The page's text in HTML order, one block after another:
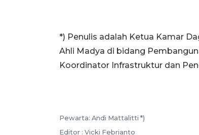
*) Penulis adalah Ketua Kamar
Ahli Madya di bidang
Koordinator Infrastruktur dan
Pewarta: Andi Mattalitti *)
Editor : Vicki Febrianto